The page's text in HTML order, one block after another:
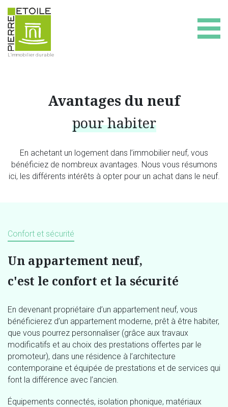
L'immobilier durable
Avantages du neuf
pour habiter
En achetant un logement dans l’immobilier neuf, vous
bénéficiez de nombreux avantages. Nous vous résumons
ici, les différents intérêts à opter pour un achat dans le neuf.
Confort et sécurité
Un appartement neuf,
c'est le confort et la sécurité
En devenant propriétaire d’un appartement neuf, vous
bénéficierez d’un appartement moderne, prêt à être habiter,
que vous pourrez personnaliser (grâce aux travaux
modificatifs et au choix des prestations offertes par le
promoteur), dans une résidence à l’architecture
contemporaine et équipée de prestations et de services qui
font la différence avec l’ancien.
Équipements connectés, isolation phonique, matériaux